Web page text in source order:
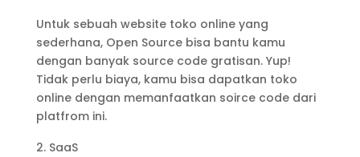
Untuk sebuah website toko online yang
sederhana, Open Source bisa bantu kamu
dengan banyak source code gratisan. Yup!
Tidak perlu biaya, kamu bisa dapatkan toko
online dengan memanfaatkan soirce code dari
platfrom ini.
SaaS